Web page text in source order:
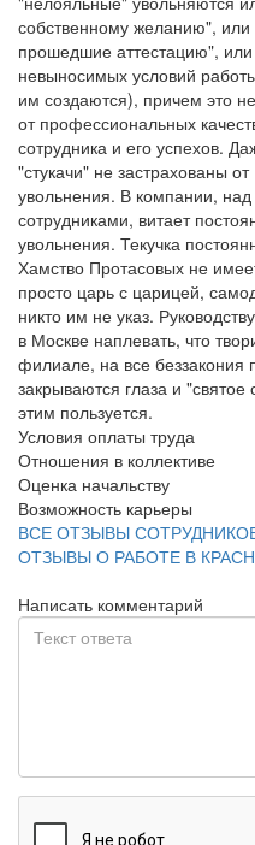
собственному желанию", или
прошедшие аттестацию", или
невыносимых условий
им создаются), причем это
от профессиональных
сотрудника и его успехов.
"стукачи" не застрахованы от
увольнения. В компании, над
сотрудниками, витает
увольнения. Текучка
Хамство Протасовых не
просто царь с царицей,
никто им не указ.
в Москве наплевать, что
филиале, на все беззакония
закрываются глаза и "святое
этим пользуется.
Условия оплаты труда
Отношения в коллективе
Оценка начальству
Возможность карьеры
ВСЕ ОТЗЫВЫ
ОТЗЫВЫ О РАБОТЕ В
Написать комментарий